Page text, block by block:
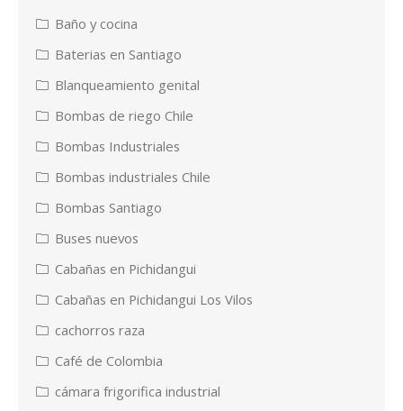
Baño y cocina
Baterias en Santiago
Blanqueamiento genital
Bombas de riego Chile
Bombas Industriales
Bombas industriales Chile
Bombas Santiago
Buses nuevos
Cabañas en Pichidangui
Cabañas en Pichidangui Los Vilos
cachorros raza
Café de Colombia
cámara frigorifica industrial